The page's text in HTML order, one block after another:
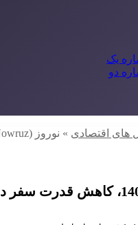
یک
دو
های اقتصادی » نوروز (Nowruz) 1402، کاهش قدرت سفر در کشور و راهکارهایی برای تقویت بخش گردشگری